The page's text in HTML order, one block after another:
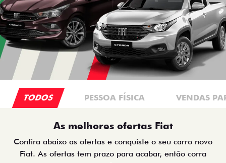
TODOS PESSOA FÍSICA VENDAS
As melhores ofertas Fiat
Confira abaixo as ofertas e conquiste o seu carro novo
Fiat. As ofertas tem prazo para acabar, então corra